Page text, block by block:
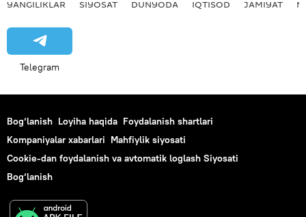
YANGILIKLAR SIYOSAT DUNYODA IQTISOD JAMIYAT
Telegram
Bog‘lanish Loyiha haqida Foydalanish shartlari
Kompaniyalar xabarlari Mahfiylik siyosati
Cookie-dan foydalanish va avtomatik loglash Siyosati
Bog‘lanish